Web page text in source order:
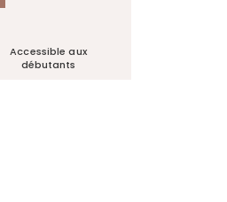
Accessible aux
débutants